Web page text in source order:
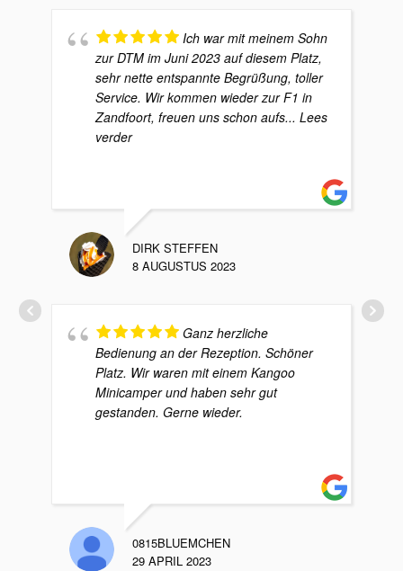
Ich war mit meinem Sohn
zur DTM im Juni 2023 auf diesem Platz,
sehr nette entspannte Begrüßung, toller
Service. Wir kommen wieder zur F1 in
Zandfoort, freuen uns schon aufs... Lees
verder
DIRK STEFFEN
8 AUGUSTUS 2023
Ganz herzliche
Bedienung an der Rezeption. Schöner
Platz. Wir waren mit einem Kangoo
Minicamper und haben sehr gut
gestanden. Gerne wieder.
0815BLUEMCHEN
29 APRIL 2023